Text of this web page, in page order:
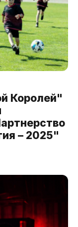
Королей"
– 2025"